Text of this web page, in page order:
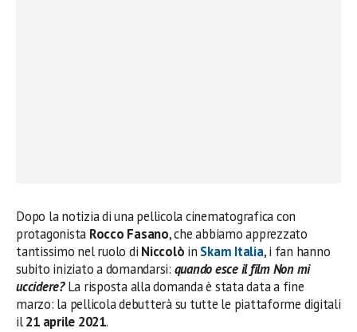
Dopo la notizia di una pellicola cinematografica con
protagonista Rocco Fasano, che abbiamo apprezzato
tantissimo nel ruolo di Niccolò in Skam Italia, i fan hanno
subito iniziato a domandarsi: quando esce il film Non mi
uccidere?La risposta alla domanda è stata data a fine
marzo: la pellicola debutterà su tutte le piattaforme digitali
il21 aprile 2021.